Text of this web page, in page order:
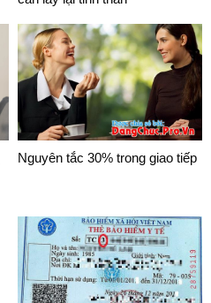
Nguyên tắc 30% trong giao tiếp